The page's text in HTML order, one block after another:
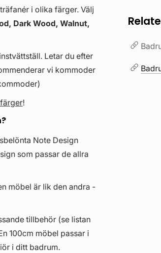
i olika färger. Välj
Dark Wood, Walnut,
Letar du efter
vi kommoder
!
Note Design
som passar de allra
möbel är lik den andra -
tillbehör (se listan
100cm möbel passar i
i ditt badrum.